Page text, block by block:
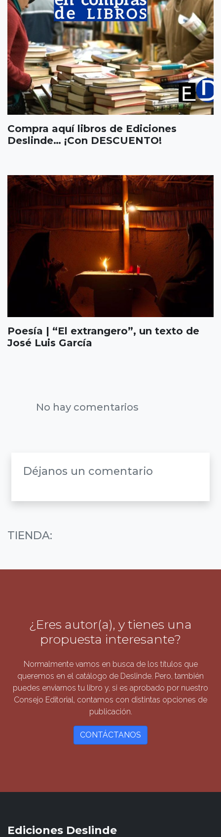
Compra aquí libros de Ediciones
Deslinde… ¡Con DESCUENTO!
Poesía | “El extrangero”, un texto de
José Luis García
No hay comentarios
Déjanos un comentario
TIENDA:
¿Eres autor(a), y tienes una
propuesta interesante?
Normalmente vamos en busca de los títulos que
queremos en el catálogo de Deslinde. Pero, también
puedes enviarnos tu libro y, si es aprobado por nuestro
Consejo Editorial, contamos con distintas opciones de
publicación.
CONTÁCTANOS
Ediciones Deslinde